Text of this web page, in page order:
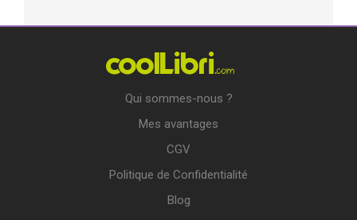
Qui sommes-nous ?
Mes avantages
CGV
Politique de Confidentialité
Blog